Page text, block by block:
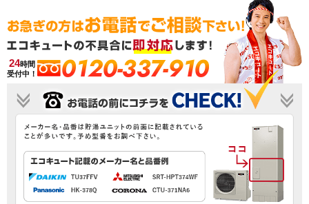
24時間
受付中！
0120-337-910